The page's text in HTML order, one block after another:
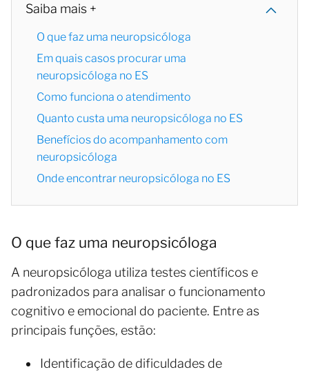
Saiba mais +
O que faz uma neuropsicóloga
Em quais casos procurar uma
neuropsicóloga no ES
Como funciona o atendimento
Quanto custa uma neuropsicóloga no ES
Benefícios do acompanhamento com
neuropsicóloga
Onde encontrar neuropsicóloga no ES
O que faz uma neuropsicóloga
A neuropsicóloga utiliza testes científicos e
padronizados para analisar o funcionamento
cognitivo e emocional do paciente. Entre as
principais funções, estão:
Identificação de dificuldades de